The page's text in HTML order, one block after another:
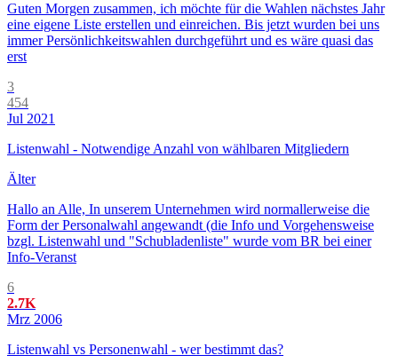
Guten Morgen zusammen, ich möchte für die Wahlen nächstes Jahr
eine eigene Liste erstellen und einreichen. Bis jetzt wurden bei uns
immer Persönlichkeitswahlen durchgeführt und es wäre quasi das
erst
3
454
Jul 2021
Listenwahl - Notwendige Anzahl von wählbaren Mitgliedern
Älter
Hallo an Alle, In unserem Unternehmen wird normallerweise die
Form der Personalwahl angewandt (die Info und Vorgehensweise
bzgl. Listenwahl und "Schubladenliste" wurde vom BR bei einer
Info-Veranst
6
2.7K
Mrz 2006
Listenwahl vs Personenwahl - wer bestimmt das?